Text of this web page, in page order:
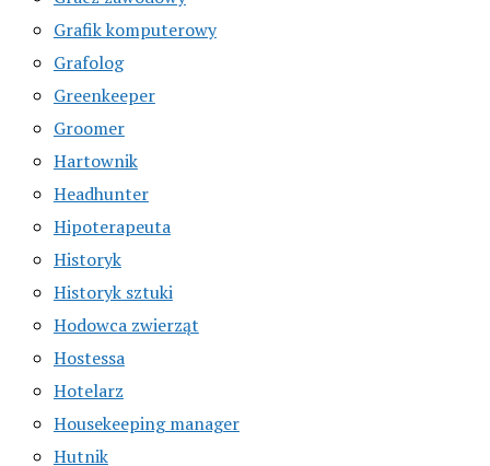
Grafik komputerowy
Grafolog
Greenkeeper
Groomer
Hartownik
Headhunter
Hipoterapeuta
Historyk
Historyk sztuki
Hodowca zwierząt
Hostessa
Hotelarz
Housekeeping manager
Hutnik